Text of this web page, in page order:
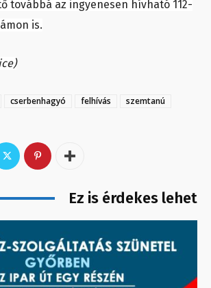
továbbá az ingyenesen hívható 112-
is.
cserbenhagyó felhívás
szemtanú
Ez is érdekes lehet